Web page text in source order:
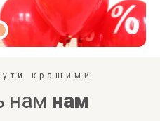
кращими
нам нам